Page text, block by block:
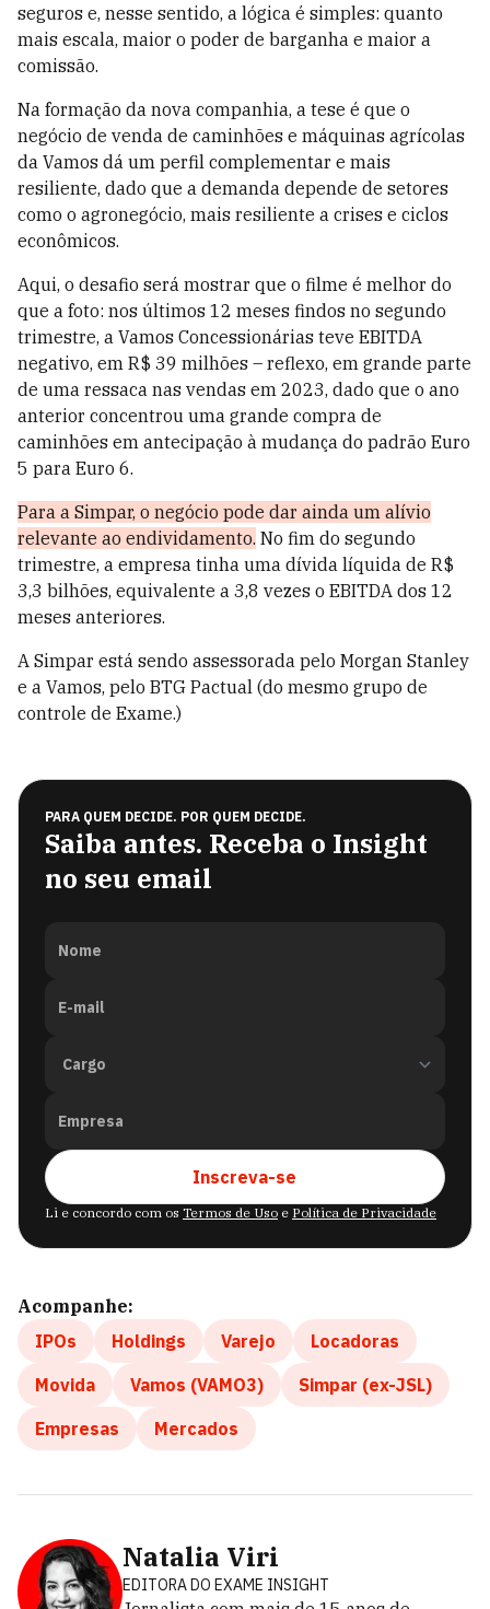
seguros e, nesse sentido, a lógica é simples: quanto
mais escala, maior o poder de barganha e maior a
comissão.
Na formação da nova companhia, a tese é que o
negócio de venda de caminhões e máquinas agrícolas
da Vamos dá um perfil complementar e mais
resiliente, dado que a demanda depende de setores
como o agronegócio, mais resiliente a crises e ciclos
econômicos.
Aqui, o desafio será mostrar que o filme é melhor do
que a foto: nos últimos 12 meses findos no segundo
trimestre, a Vamos Concessionárias teve EBITDA
negativo, em R$ 39 milhões – reflexo, em grande parte
de uma ressaca nas vendas em 2023, dado que o ano
anterior concentrou uma grande compra de
caminhões em antecipação à mudança do padrão Euro
5 para Euro 6.
Para a Simpar, o negócio pode dar ainda um alívio
relevante ao endividamento. No fim do segundo
trimestre, a empresa tinha uma dívida líquida de R$
3,3 bilhões, equivalente a 3,8 vezes o EBITDA dos 12
meses anteriores.
A Simpar está sendo assessorada pelo Morgan Stanley
e a Vamos, pelo BTG Pactual (do mesmo grupo de
controle de Exame.)
PARA QUEM DECIDE. POR QUEM DECIDE.
Saiba antes. Receba o Insight
no seu email
Nome
E-mail
Empresa
Inscreva-se
Li e concordo com os Termos de Uso e Política de Privacidade
Acompanhe:
IPOs
Holdings Varejo
Locadoras
Movida
Vamos (VAMO3)
Simpar (ex-JSL)
Empresas
Mercados
Natalia Viri
EDITORA DO EXAME INSIGHT